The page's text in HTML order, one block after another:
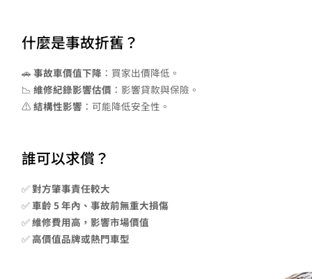
什麼是事故折舊？
🚗 事故車價值下降 ：買家出價降低。
📉 維修紀錄影響估價 ：影響貸款與保險。
⚠️ 結構性影響 ：可能降低安全性。
誰可以求償？
✅對方肇事責任較大
✅車齡 5 年內、事故前無重大損傷
✅維修費用高，影響市場價值
✅高價值品牌或熱門車型